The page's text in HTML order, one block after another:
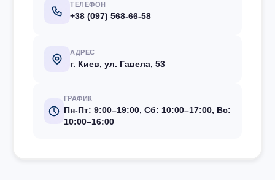
ТЕЛЕФОН
+38 (097) 568-66-58
АДРЕС
г. Киев, ул. Гавела, 53
ГРАФИК
Пн-Пт: 9:00–19:00, Сб: 10:00–17:00, Вс:
10:00–16:00